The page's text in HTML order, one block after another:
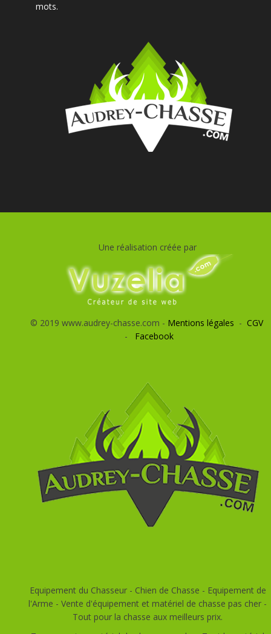
mots.
Une réalisation créée par
© 2019 www.audrey-chasse.com - Mentions légales - CGV
- Facebook
Equipement du Chasseur - Chien de Chasse - Equipement de
l'Arme - Vente d'équipement et matériel de chasse pas cher -
Tout pour la chasse aux meilleurs prix.